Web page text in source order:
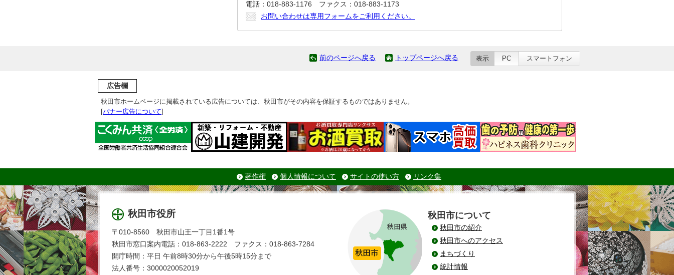
電話：018-883-1176 ファクス：018-883-1173
お問い合わせは専用フォームをご利用ください。
前のページへ戻る トップページへ戻る 表示 PC スマートフォン
広告欄
秋田市ホームページに掲載されている広告については、秋田市がその内容を保証するものではありません。
[バナー広告について]
著作権 個人情報について サイトの使い方 リンク集
秋田市役所
〒010-8560 秋田市山王一丁目1番1号
秋田市窓口案内電話：018-863-2222 ファクス：018-863-7284
開庁時間：平日 午前8時30分から午後5時15分まで
法人番号：3000020052019
秋田市について
秋田市の紹介
秋田市へのアクセス
まちづくり
統計情報